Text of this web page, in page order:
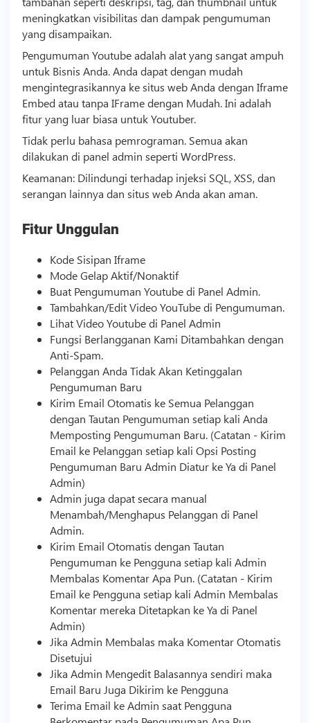
meningkatkan visibilitas dan dampak pengumuman
yang disampaikan.
Pengumuman Youtube adalah alat yang sangat ampuh
untuk Bisnis Anda. Anda dapat dengan mudah
mengintegrasikannya ke situs web Anda dengan Iframe
Embed atau tanpa IFrame dengan Mudah. ​​Ini adalah
fitur yang luar biasa untuk Youtuber.
Tidak perlu bahasa pemrograman. Semua akan
dilakukan di panel admin seperti WordPress.
Keamanan: Dilindungi terhadap injeksi SQL, XSS, dan
serangan lainnya dan situs web Anda akan aman.
Fitur Unggulan
Kode Sisipan Iframe
Mode Gelap Aktif/Nonaktif
Buat Pengumuman Youtube di Panel Admin.
Tambahkan/EditVideoYouTube di Pengumuman.
LihatVideoYoutube di Panel Admin
Fungsi Berlangganan Kami Ditambahkan dengan
Anti-Spam.
Pelanggan Anda Tidak Akan Ketinggalan
Pengumuman Baru
Kirim Email Otomatis ke Semua Pelanggan
dengan Tautan Pengumuman setiap kali Anda
Memposting Pengumuman Baru. (Catatan - Kirim
Email ke Pelanggan setiap kali Opsi Posting
Pengumuman Baru Admin Diatur ke Ya di Panel
Admin)
Admin juga dapat secara manual
Menambah/Menghapus Pelanggan di Panel
Admin.
Kirim Email Otomatis dengan Tautan
Pengumuman ke Pengguna setiap kali Admin
Membalas Komentar Apa Pun. (Catatan - Kirim
Email ke Pengguna setiap kali Admin Membalas
Komentar mereka Ditetapkan ke Ya di Panel
Admin)
Jika Admin Membalas maka Komentar Otomatis
Disetujui
Jika Admin Mengedit Balasannya sendiri maka
Email Baru Juga Dikirim ke Pengguna
Terima Email ke Admin saat Pengguna